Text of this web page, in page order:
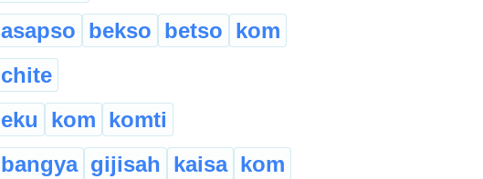
asapso bekso betso kom
chite
eku kom komti
bangya gijisah kaisa kom